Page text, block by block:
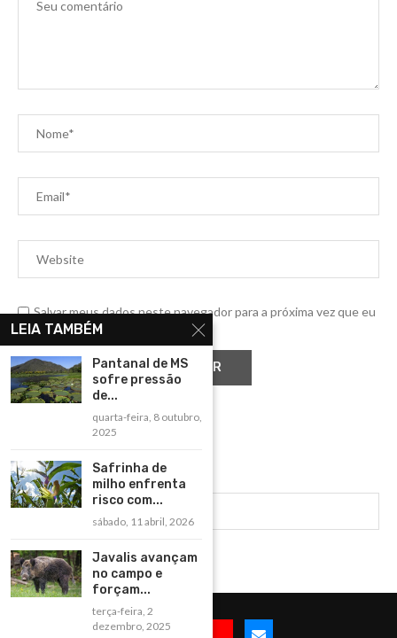
Salvar meus dados neste navegador para a próxima vez que eu
comentar.
LEIA TAMBÉM
Pantanal de MS
sofre pressão
de...
quarta-feira, 8 outubro,
2025
Safrinha de
milho enfrenta
risco com...
sábado, 11 abril, 2026
Javalis avançam
no campo e
forçam...
terça-feira, 2
dezembro, 2025